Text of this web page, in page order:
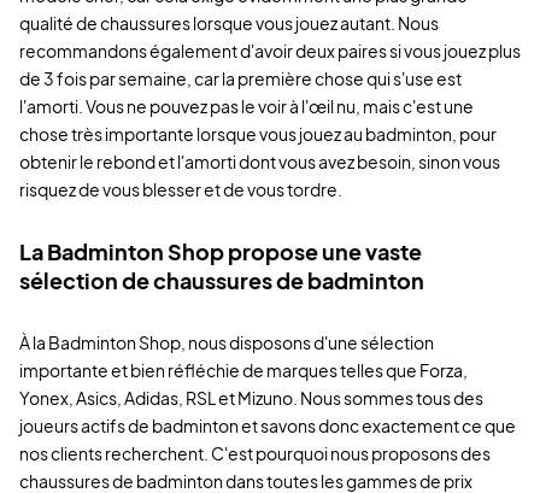
qualité de chaussures lorsque vous jouez autant. Nous
recommandons également d'avoir deux paires si vous jouez plus
de 3 fois par semaine, car la première chose qui s'use est
l'amorti. Vous ne pouvez pas le voir à l'œil nu, mais c'est une
chose très importante lorsque vous jouez au badminton, pour
obtenir le rebond et l'amorti dont vous avez besoin, sinon vous
risquez de vous blesser et de vous tordre.
La Badminton Shop propose une vaste
sélection de chaussures de badminton
À la Badminton Shop, nous disposons d'une sélection
importante et bien réfléchie de marques telles que Forza,
Yonex, Asics, Adidas, RSL et Mizuno. Nous sommes tous des
joueurs actifs de badminton et savons donc exactement ce que
nos clients recherchent. C'est pourquoi nous proposons des
chaussures de badminton dans toutes les gammes de prix